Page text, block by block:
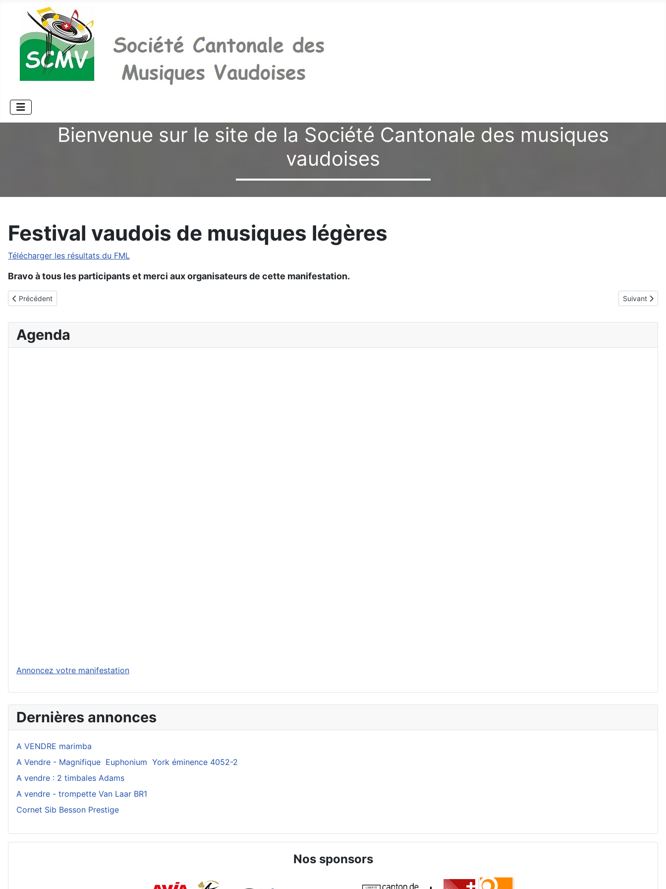
Bienvenue sur le site de la Société Cantonale des musiques
vaudoises
Festival vaudois de musiques légères
Télécharger les résultats du FML
Bravo à tous les participants et merci aux organisateurs de cette manifestation.
Article précédent : CVSPE 2025
Précédent Article
Suivant
Agenda
Annoncez votre manifestation
Dernières annonces
A VENDRE marimba
A Vendre - Magnifique Euphonium York éminence 4052-2
A vendre : 2 timbales Adams
A vendre - trompette Van Laar BR1
Cornet Sib Besson Prestige
Nos sponsors